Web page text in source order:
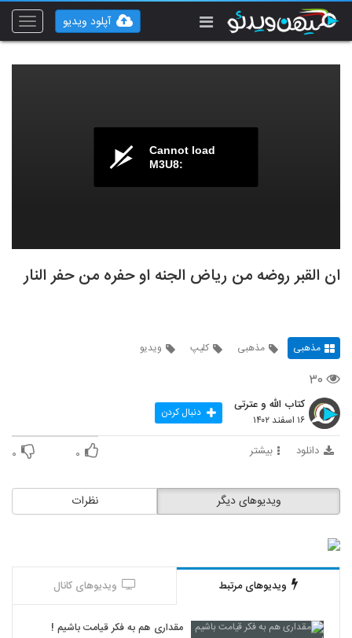
Toggle
آپلود ویدیو
Cannot load
M3U8:
ان القبر روضه من ریاض الجنه او حفره من حفر النار
مذهبی مذهبی کلیپ ویدیو
۳۰
کتاب الله و عترتی
۱۶ اسفند ۱۴۰۲ دنبال کردن
دانلود بیشتر ۰ ۰
نظرات ویدیوهای دیگر
ویدیوهای مرتبط ویدیوهای کانال
مقداری هم به فکر قیامت باشیم !